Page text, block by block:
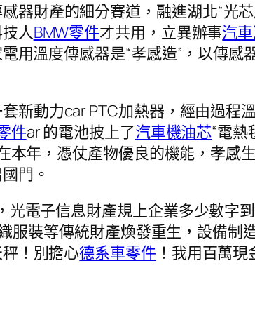
器財產的細分賽道，融進湖北“光
人BMW零件才共用，立異辦事汽
用溫度傳感器是“孝感造”，以傳
新動力car PTC加熱器，經由過程
件ar 的電池披上了汽車機油芯“電熱
本年，憑仗產物優良的機能，孝感
門。
電子信息財產規上企業多少數字
服裝等傳統財產煥發重生，設備制
！別擔心德系車零件 ！我用百萬